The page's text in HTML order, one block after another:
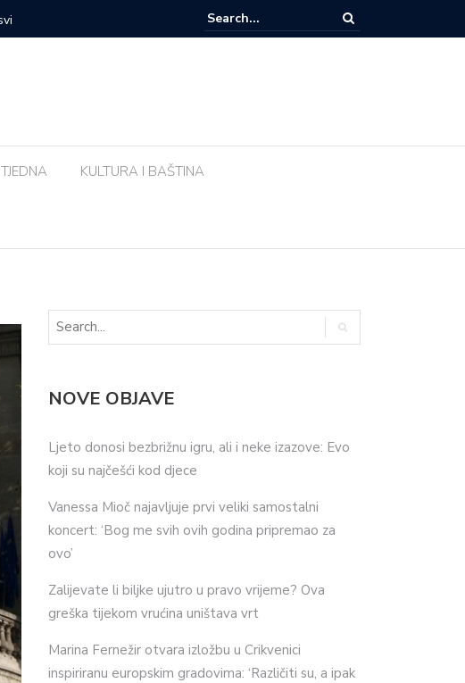
Zalijevate li biljke ujutro u pravo vrijeme? Ova greška tijekom vrućina uništava
KULTURA I BAŠTINA
NOVE OBJAVE
Ljeto donosi bezbrižnu igru, ali i neke izazove: Evo
koji su najčešći kod djece
Vanessa Mioč najavljuje prvi veliki samostalni
koncert: ‘Bog me svih ovih godina pripremao za
ovo’
Zalijevate li biljke ujutro u pravo vrijeme? Ova
greška tijekom vrućina uništava vrt
Marina Fernežir otvara izložbu u Crikvenici
inspiriranu europskim gradovima: ‘Različiti su, a ipak